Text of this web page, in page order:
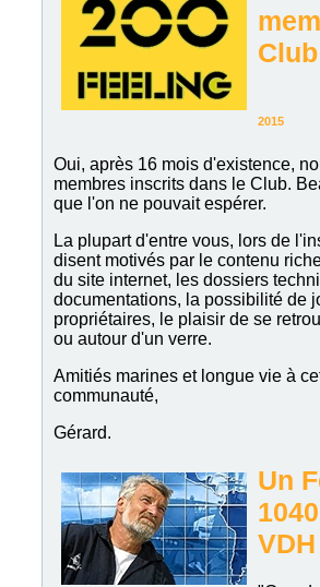
2015
Oui, après 16 mois d'existence,
membres inscrits dans le Club.
que l'on ne pouvait espérer.
La plupart d'entre vous, lors de
disent motivés par le contenu
du site internet, les dossiers
documentations, la possibilité de
propriétaires, le plaisir de se
ou autour d'un verre.
Amitiés marines et longue vie à
communauté,
Gérard.
Un
VDH